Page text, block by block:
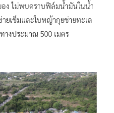
ง ไม่พบคราบฟิล์มน้ำมันในน้ำ
ยเข็มและใบหญ้ากุยช่ายทะเล
างประมาณ 500 เมตร